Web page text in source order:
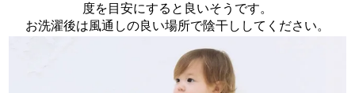
度を目安にすると良いそうです。
お洗濯後は風通しの良い場所で陰干ししてください。